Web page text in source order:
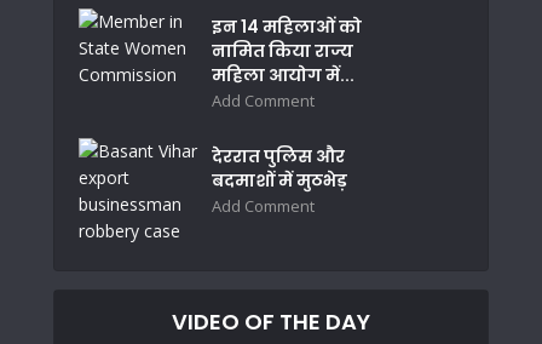
इन 14 महिलाओं को
नामित किया राज्य
महिला आयोग में...
Add Comment
देररात पुलिस और
बदमाशों में मुठभेड़
Add Comment
VIDEO OF THE DAY